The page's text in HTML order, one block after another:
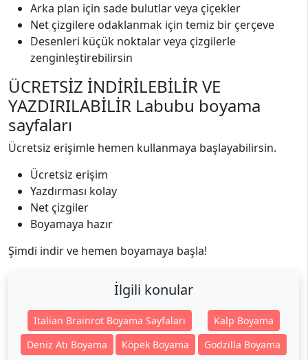
Arka plan için sade bulutlar veya çiçekler
Net çizgilere odaklanmak için temiz bir çerçeve
Desenleri küçük noktalar veya çizgilerle
zenginleştirebilirsin
ÜCRETSİZ İNDİRİLEBİLİR VE
YAZDIRILABİLİR Labubu boyama
sayfaları
Ücretsiz erişimle hemen kullanmaya başlayabilirsin.
Ücretsiz erişim
Yazdırması kolay
Net çizgiler
Boyamaya hazır
Şimdi indir ve hemen boyamaya başla!
İlgili konular
Italian Brainrot Boyama Sayfaları
Kalp Boyama
Deniz Atı Boyama
Köpek Boyama Godzilla Boyama